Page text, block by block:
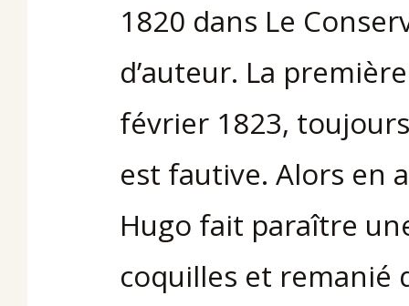
1820 dans Le
d’auteur. La
février 1823,
est fautive. Alors en
Hugo fait paraître
coquilles et remanié